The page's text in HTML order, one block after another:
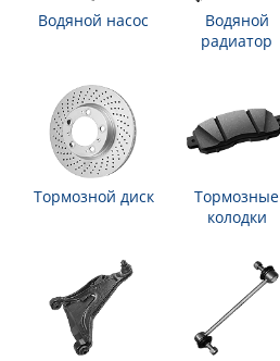
Водяной насос
Водяной
радиатор
Тормозной диск
Тормозные
колодки